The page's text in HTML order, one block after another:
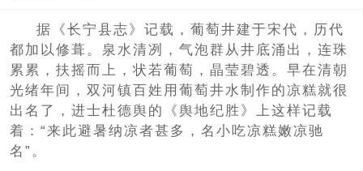
据《长宁县志》记载，葡萄井建于宋代，历代
都加以修葺。泉水清冽，气泡群从井底涌出，连珠
累累，扶摇而上，状若葡萄，晶莹碧透。早在清朝
光绪年间，双河镇百姓用葡萄井水制作的凉糕就很
出名了，进士杜德舆的《舆地纪胜》上这样记载
着：“来此避暑纳凉者甚多，名小吃凉糕嫩凉驰
名”。